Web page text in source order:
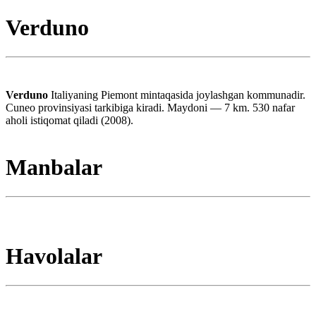
Verduno
Verduno Italiyaning Piemont mintaqasida joylashgan kommunadir.
Cuneo provinsiyasi tarkibiga kiradi. Maydoni — 7 km. 530 nafar
aholi istiqomat qiladi (2008).
Manbalar
Havolalar